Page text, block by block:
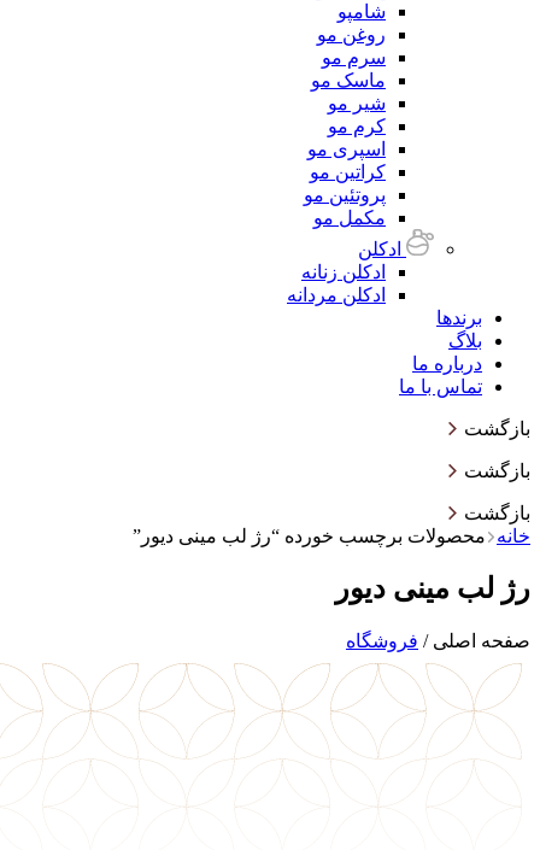
شامپو
روغن مو
سرم مو
ماسک مو
شیر مو
کرم مو
اسپری مو
کراتین مو
پروتئین مو
مکمل مو
ادکلن
ادکلن زنانه
ادکلن مردانه
برندها
بلاگ
درباره ما
تماس با ما
بازگشت
بازگشت
بازگشت
خانه
محصولات برچسب خورده “رژ لب مینی دیور”
رژ لب مینی دیور
صفحه اصلی / فروشگاه